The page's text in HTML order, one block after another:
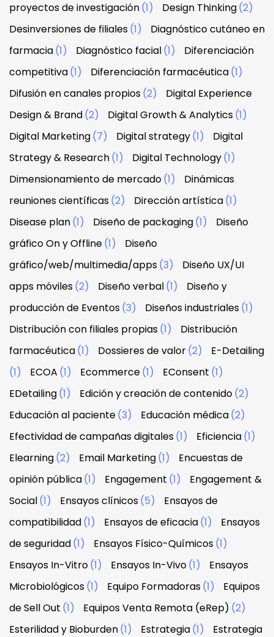
proyectos de investigación(1) Design Thinking(2)
Desinversiones de filiales(1)
Diagnóstico cutáneo en
farmacia(1) Diagnóstico facial(1)
Diferenciación
competitiva(1) Diferenciación farmacéutica(1)
Difusión en canales propios(2)
Digital Experience
Design & Brand(2) Digital Growth & Analytics(1)
Digital Marketing(7) Digital strategy(1)
Digital
Strategy & Research(1) Digital Technology(1)
Dimensionamiento de mercado(1)
Dinámicas
reuniones científicas(2) Dirección artística(1)
Disease plan(1) Diseño de packaging(1)
Diseño
gráfico On y Offline(1)
Diseño
gráfico/web/multimedia/apps(3)
Diseño UX/UI
apps móviles(2) Diseño verbal(1)
Diseño y
producción de Eventos(3) Diseños industriales(1)
Distribución con filiales propias(1)
Distribución
farmacéutica(1) Dossieres de valor(2)
E-Detailing
(1)
ECOA (1) Ecommerce(1) EConsent (1)
EDetailing(1) Edición y creación de contenido(2)
Educación al paciente(3) Educación médica(2)
Efectividad de campañas digitales(1) Eficiencia(1)
Elearning(2) Email Marketing(1)
Encuestas de
opinión pública(1) Engagement (1)
Engagement &
Social(1) Ensayos clínicos(5)
Ensayos de
compatibilidad(1) Ensayos de eficacia(1)
Ensayos
de seguridad(1) Ensayos Físico-Químicos(1)
Ensayos In-Vitro(1) Ensayos In-Vivo(1)
Ensayos
Microbiológicos(1) Equipo Formadoras(1)
Equipos
de Sell Out (1) Equipos Venta Remota (eRep) (2)
Esterilidad y Bioburden(1) Estrategia(1)
Estrategia